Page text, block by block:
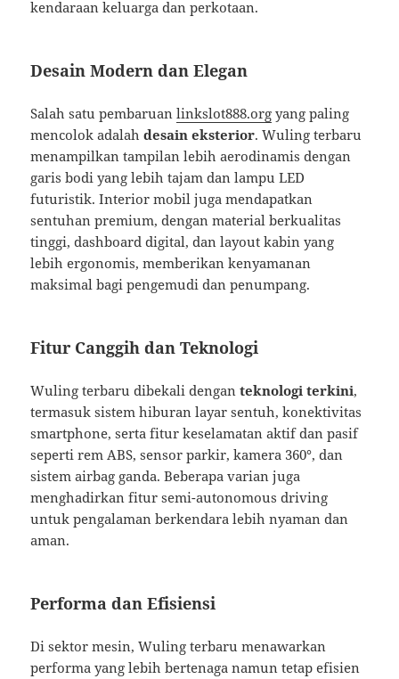
kendaraan keluarga dan perkotaan.
Desain Modern dan Elegan
Salah satu pembaruanlinkslot888.org yang paling
mencolok adalahdesain eksterior. Wuling terbaru
menampilkan tampilan lebih aerodinamis dengan
garis bodi yang lebih tajam dan lampu LED
futuristik. Interior mobil juga mendapatkan
sentuhan premium, dengan material berkualitas
tinggi, dashboard digital, dan layout kabin yang
lebih ergonomis, memberikan kenyamanan
maksimal bagi pengemudi dan penumpang.
Fitur Canggih dan Teknologi
Wuling terbaru dibekali denganteknologi terkini,
termasuk sistem hiburan layar sentuh, konektivitas
smartphone, serta fitur keselamatan aktif dan pasif
seperti rem ABS, sensor parkir, kamera 360°, dan
sistem airbag ganda. Beberapa varian juga
menghadirkan fitur semi-autonomous driving
untuk pengalaman berkendara lebih nyaman dan
aman.
Performa dan Efisiensi
Di sektor mesin, Wuling terbaru menawarkan
performa yang lebih bertenaga namun tetap efisien